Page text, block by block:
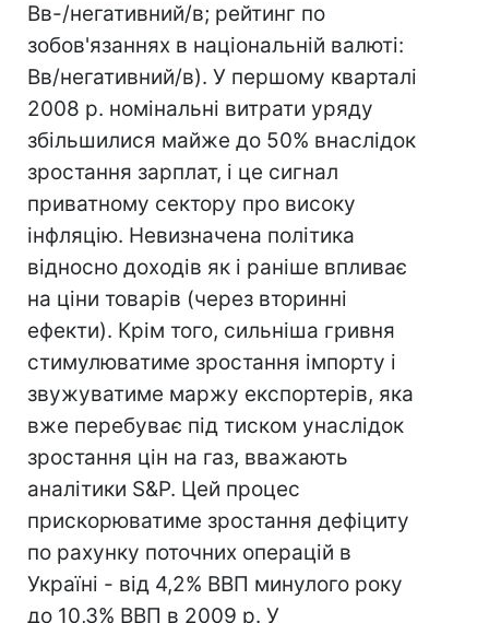
Вв-/негативний/в; рейтинг по
зобов'язаннях в національній валюті:
Вв/негативний/в). У першому кварталі
2008 р. номінальні витрати уряду
збільшилися майже до 50% внаслідок
зростання зарплат, і це сигнал
приватному сектору про високу
інфляцію. Невизначена політика
відносно доходів як і раніше впливає
на ціни товарів (через вторинні
ефекти). Крім того, сильніша гривня
стимулюватиме зростання імпорту і
звужуватиме маржу експортерів, яка
вже перебуває під тиском унаслідок
зростання цін на газ, вважають
аналітики S&P. Цей процес
прискорюватиме зростання дефіциту
по рахунку поточних операцій в
Україні - від 4,2% ВВП минулого року
до 10,3% ВВП в 2009 р. У